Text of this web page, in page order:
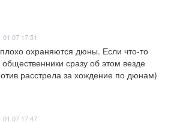
01.07 17:51
охраняются дюны. Если что-то
сразу об этом везде
расстрела за хождение по дюнам)
01.07 17:47